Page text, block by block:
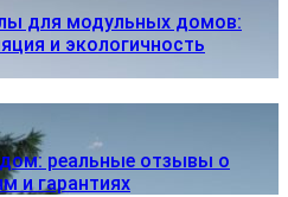
для модульных домов:
и экологичность
реальные отзывы о
и гарантиях